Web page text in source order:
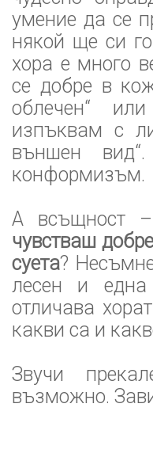
умение да се
някой ще си
хора е много
се добре в
облечен“
изпъквам с
външен
конформизъм.
А всъщност
чувстваш
суета?
лесен и една
отличава
какви са и
Звучи
възможно.